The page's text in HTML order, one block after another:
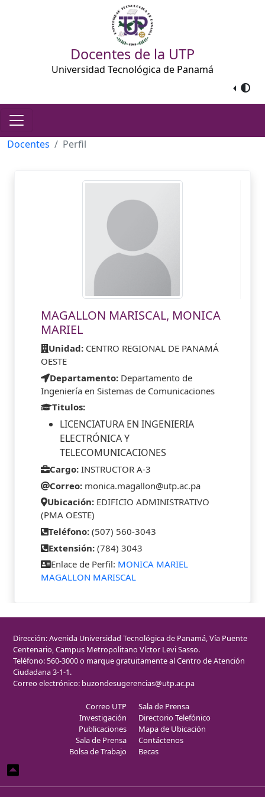
Docentes de la UTP
Universidad Tecnológica de Panamá
Docentes Perfil
MAGALLON MARISCAL, MONICA
MARIEL
Unidad: CENTRO REGIONAL DE PANAMÁ
OESTE
Departamento: Departamento de
Ingeniería en Sistemas de Comunicaciones
Titulos:
LICENCIATURA EN INGENIERIA
ELECTRÓNICA Y
TELECOMUNICACIONES
Cargo: INSTRUCTOR A-3
Correo: monica.magallon@utp.ac.pa
Ubicación: EDIFICIO ADMINISTRATIVO
(PMA OESTE)
Teléfono: (507) 560-3043
Extensión: (784) 3043
Enlace de Perfil: MONICA MARIEL
MAGALLON MARISCAL
Dirección: Avenida Universidad Tecnológica de Panamá, Vía Puente
Centenario, Campus Metropolitano Víctor Levi Sasso.
Teléfono: 560-3000 o marque gratuitamente al Centro de Atención
Ciudadana 3-1-1.
Correo electrónico: buzondesugerencias@utp.ac.pa
Correo UTP
Investigación
Publicaciones
Sala de Prensa
Bolsa de Trabajo
Sala de Prensa
Directorio Telefónico
Mapa de Ubicación
Contáctenos
Becas